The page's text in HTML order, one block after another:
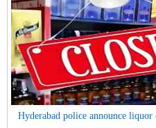
Hyderabad police announce